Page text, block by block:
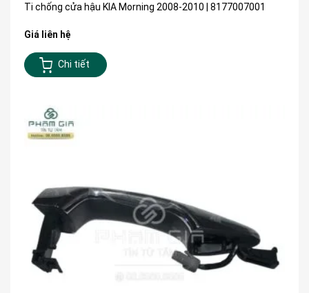
Ti chống cửa hậu KIA Morning 2008-2010 | 8177007001
Giá liên hệ
Chi tiết